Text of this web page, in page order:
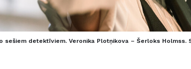
sešiem detektīviem. Veronika Plotņikova – Šerloks Holmss.